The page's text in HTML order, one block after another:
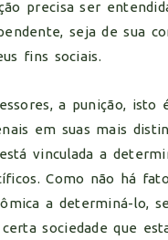
precisa ser
seja de sua
fins sociais.
a punição, isto
em suas mais
vinculada a
Como não há
a determiná-lo,
sociedade que